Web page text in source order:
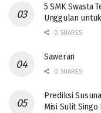
5 SMK Swasta
Unggulan
0 SHARES
Saweran
0 SHARES
Prediksi
Misi Sulit Singo